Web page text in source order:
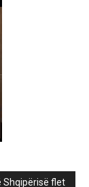
Shqipërisë flet